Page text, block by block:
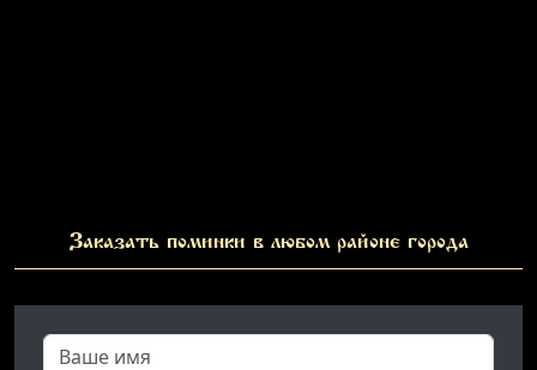
Заказать поминки в любом районе города